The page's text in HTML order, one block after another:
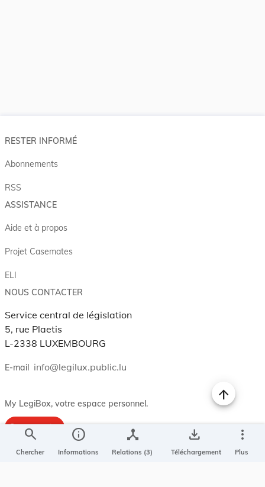
search
Chercher
info
Informations
device_hub
Relations (3)
save_alt
Téléchargement
more_vert
Plus
RESTER INFORMÉ
Abonnements
RSS
ASSISTANCE
Aide et à propos
Projet Casemates
ELI
NOUS CONTACTER
Service central de législation
5, rue Plaetis
L-2338 LUXEMBOURG
E-mail info@legilux.public.lu
My LegiBox, votre espace personnel.
Se connecter
Enregistrer et organiser vos actes préférés, enregistrer vos